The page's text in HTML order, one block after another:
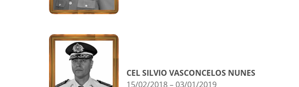
CEL SILVIO VASCONCELOS NUNES
15/02/2018 – 03/01/2019